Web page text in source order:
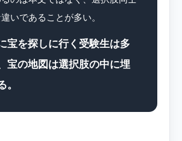
いであることが多い。
宝を探しに行く受験生は多
宝の地図は選択肢の中に埋
。